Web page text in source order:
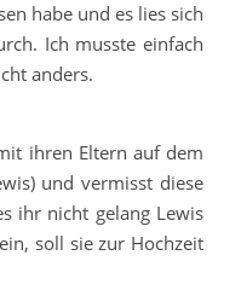
habe und es lies sich
Ich musste einfach
anders.
ihren Eltern auf dem
und vermisst diese
ihr nicht gelang Lewis
soll sie zur Hochzeit